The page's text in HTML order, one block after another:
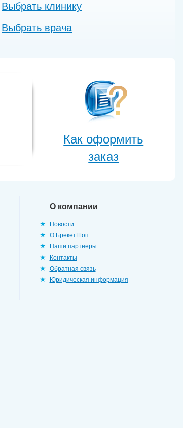
Выбрать клинику
Выбрать врача
Как оформить
заказ
О компании
Новости
О БрекетШоп
Наши партнеры
Контакты
Обратная связь
Юридическая информация